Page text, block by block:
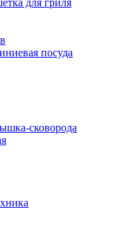
для гриля
посуда
сковорода